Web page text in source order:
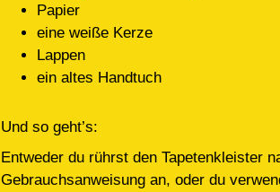
Papier
eine weiße Kerze
Lappen
ein altes Handtuch
Und so geht’s:
Entweder du rührst den Tapetenkleister
Gebrauchsanweisung an, oder du